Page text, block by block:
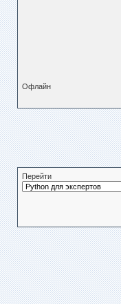
Офлайн
Перейти